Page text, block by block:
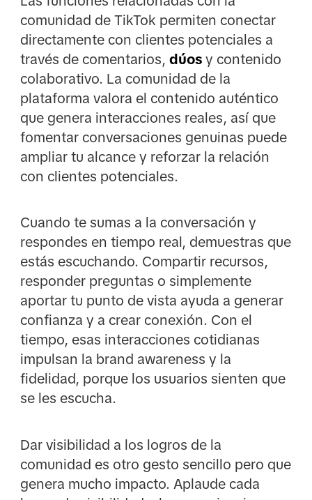
comunidad de TikTok permiten conectar
directamente con clientes potenciales a
través de comentarios, dúosy contenido
colaborativo. La comunidad de la
plataforma valora el contenido auténtico
que genera interacciones reales, así que
fomentar conversaciones genuinas puede
ampliar tu alcance y reforzar la relación
con clientes potenciales.
Cuando te sumas a la conversación y
respondes en tiempo real, demuestras que
estás escuchando. Compartir recursos,
responder preguntas o simplemente
aportar tu punto de vista ayuda a generar
confianza y a crear conexión. Con el
tiempo, esas interacciones cotidianas
impulsan la brand awareness y la
fidelidad, porque los usuarios sienten que
se les escucha.
Dar visibilidad a los logros de la
comunidad es otro gesto sencillo pero que
genera mucho impacto. Aplaude cada